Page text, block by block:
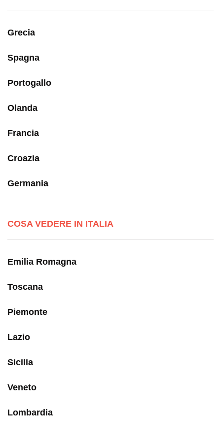
Grecia
Spagna
Portogallo
Olanda
Francia
Croazia
Germania
COSA VEDERE IN ITALIA
Emilia Romagna
Toscana
Piemonte
Lazio
Sicilia
Veneto
Lombardia